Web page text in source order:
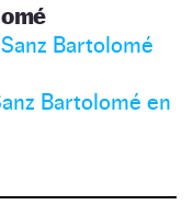
Bartolomé
Bartolomé en